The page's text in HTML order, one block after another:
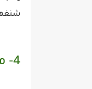
4- مبادئ جون سينا في الحياة (الجهد، الإخلاص، الإحترام)